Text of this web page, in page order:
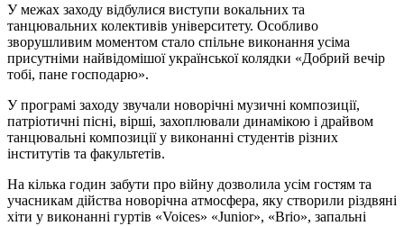
У межах заходу відбулися виступи вокальних та
танцювальних колективів університету. Особливо
зворушливим моментом стало спільне виконання усіма
присутніми найвідомішої української колядки «Добрий вечір
тобі, пане господарю».
У програмі заходу звучали новорічні музичні композиції,
патріотичні пісні, вірші, захоплювали динамікою і драйвом
танцювальні композиції у виконанні студентів різних
інститутів та факультетів.
На кілька годин забути про війну дозволила усім гостям та
учасникам дійства новорічна атмосфера, яку створили різдвяні
хіти у виконанні гуртів «Voices» «Junior», «Brio», запальні